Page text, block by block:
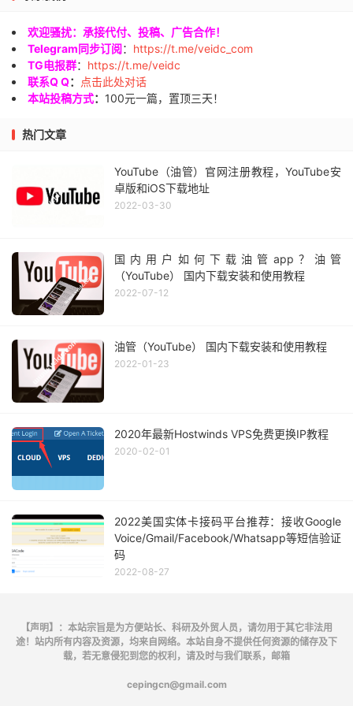
欢迎骚扰：承接代付、投稿、广告合作！
Telegram同步订阅： https://t.me/veidc_com
TG电报群： https://t.me/veidc
联系Q Q：
点击此处对话
本站投稿方式： 100元一篇，置顶三天！
热门文章
YouTube（油管）官网注册教程，YouTube安
卓版和iOS下载地址
2022-03-30
国内用户如何下载油管app？油管
（YouTube） 国内下载安装和使用教程
2022-07-12
油管（YouTube） 国内下载安装和使用教程
2022-01-23
2020年最新Hostwinds VPS免费更换IP教程
2020-02-01
2022美国实体卡接码平台推荐：接收Google
Voice/Gmail/Facebook/Whatsapp等短信验证
码
2022-08-27
【声明】：本站宗旨是为方便站长、科研及外贸人员，请勿用于其它非法用
途！站内所有内容及资源，均来自网络。本站自身不提供任何资源的储存及下
载，若无意侵犯到您的权利，请及时与我们联系，邮箱
cepingcn@gmail.com